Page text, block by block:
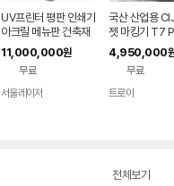
UV프린터 평판 인쇄기
아크릴 메뉴판 건축재
석재 칸막이 PCB 동판
광고판 커튼 상자
11,000,000원
무료
서울레이저
국산 산업용
젯 마킹기 T7
4,950,000
무료
트로이
전체보기